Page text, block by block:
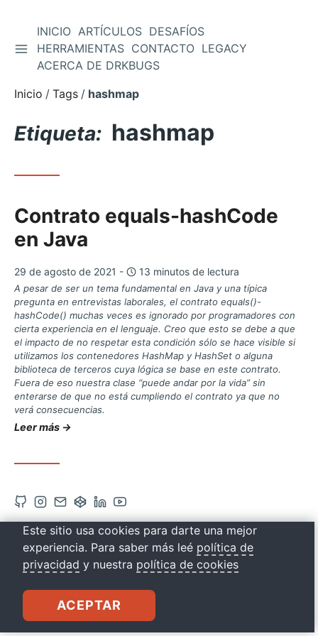
Saltar
contenido
ALTERNAR BARRA LATERAL
INICIO ARTÍCULOS DESAFÍOS
HERRAMIENTAS CONTACTO LEGACY
ACERCA DE DRKBUGS
Inicio
Tags hashmap
Etiqueta: hashmap
Contrato equals-hashCode
en Java
29 de agosto de 2021 - 13 minutos de lectura
A pesar de ser un tema fundamental en Java y una típica
pregunta en entrevistas laborales, el contrato equals()-
hashCode() muchas veces es ignorado por programadores con
cierta experiencia en el lenguaje. Creo que esto se debe a que
el impacto de no respetar esta condición sólo se hace visible si
utilizamos los contenedores HashMap y HashSet o alguna
biblioteca de terceros cuya lógica se base en este contrato.
Fuera de eso nuestra clase “puede andar por la vida” sin
enterarse de que no está cumpliendo el contrato ya que no
verá consecuencias.
Leer más →
Abrir
cuenta
de
Github
en
una
nueva
Abrir
cuenta
de
Instagram
en
Contacto
vía
correo
Abrir
cuenta
de
Codepen
en
una
Abrir
cuenta
de
Linkedin
una
Abrir
cuenta
de
Youtube
una
drkbugs
Este sitio usa cookies para darte una mejor
experiencia. Para saber más leé política de
privacidad y nuestra política de cookies
ACEPTAR